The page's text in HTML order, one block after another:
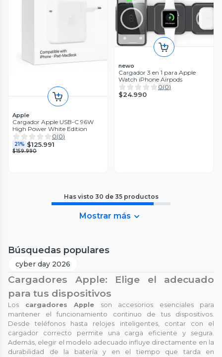
Apple
Cargador Apple USB-C 96W
High Power White Edition
0(0)
21% $125.991
$159.990
newo
Cargador 3 en 1 para Apple
Watch iPhone Airpods
0(0)
$24.990
Has visto 30 de 35 productos
Mostrar más
Búsquedas populares
cyber day 2026
Cargadores Apple: Elige el adecuado
para tus dispositivos
Los cargadores Apple son accesorios esenciales para
mantener el funcionamiento continuo de tus dispositivos.
Desde teléfonos hasta relojes inteligentes, contar con el
cargador correcto permite una carga eficiente y segura.
Además, elegir el modelo adecuado influye directamente en la
durabilidad de la batería y en el tiempo que tarda en